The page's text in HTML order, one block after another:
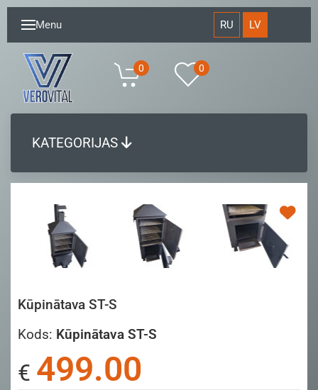
Menu RU LV
0 0
KATEGORIJAS
Kūpinātava ST-S
Kods: Kūpinātava ST-S
€ 499.00